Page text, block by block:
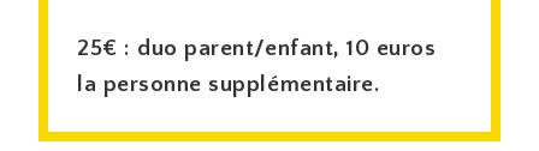
25€ : duo parent/enfant, 10 euros
la personne supplémentaire.